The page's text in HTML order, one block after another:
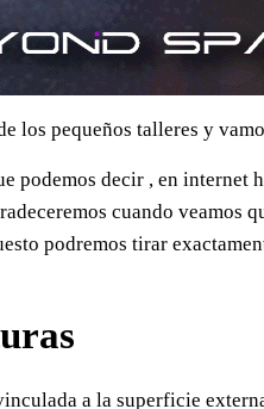
los pequeños talleres y
podemos decir , en internet
cuando veamos
podremos tirar
a la superficie